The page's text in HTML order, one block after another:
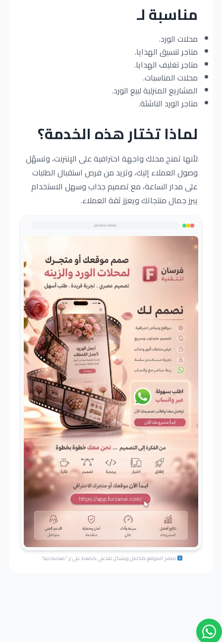
مناسبة لـ
محلات الورد.
متاجر تنسيق الهدايا.
متاجر تغليف الهدايا.
محلات المناسبات.
المشاريع المنزلية لبيع الورد.
متاجر الورد الناشئة.
لماذا تختار هذه الخدمة؟
لأنها تمنح محلك واجهة احترافية على الإنترنت، وتسهّل
وصول العملاء إليك، وتزيد من فرص استقبال الطلبات
على مدار الساعة، مع تصميم جذاب وسهل الاستخدام
يبرز جمال منتجاتك ويعزز ثقة العملاء.
preview-demo
تصفح الموقع بالكامل وبشكل تفاعلي بالضغط على زر "معاينة حية".